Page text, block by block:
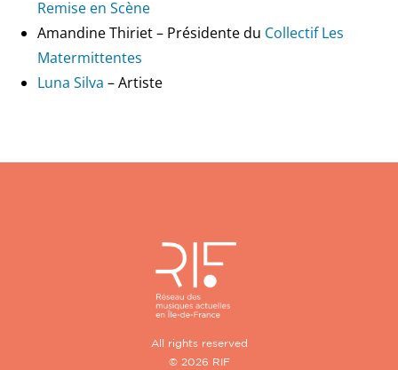
Remise en Scène
Amandine Thiriet – Présidente du Collectif Les
Matermittentes
Luna Silva – Artiste
All rights reserved
© 2026 RIF